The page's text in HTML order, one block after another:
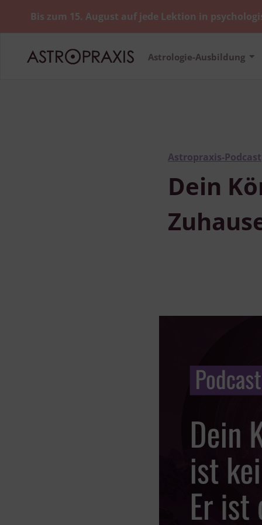
Bis zum 15. August auf jede Lektion in
Astrologie-Ausbildung
Astropraxis-Podcast
Dein